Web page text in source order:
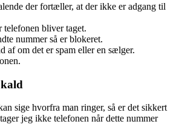
der fortæller, at der ikke er adgang til
telefonen bliver taget.
nummer så er blokeret.
af om det er spam eller en sælger.
sige hvorfra man ringer, så er det sikkert
jeg ikke telefonen når dette nummer